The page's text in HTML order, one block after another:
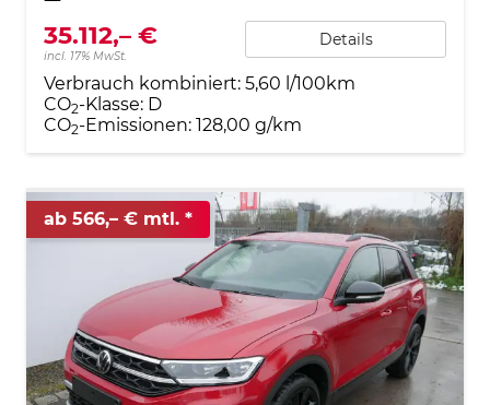
35.112,– €
incl. 17% MwSt.
Details
Verbrauch kombiniert: 5,60 l/100km
CO2-Klasse: D
CO2-Emissionen: 128,00 g/km
ab 566,– € mtl.